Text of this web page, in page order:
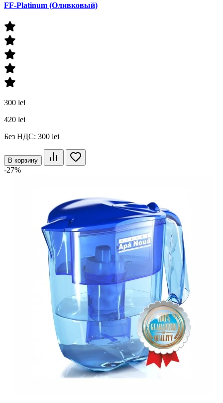
FF-Platinum (Оливковый)
300 lei
420 lei
Без НДС: 300 lei
В корзину
-27%